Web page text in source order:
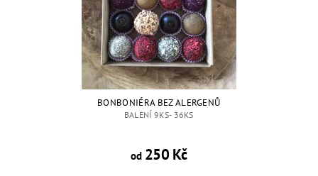
BONBONIÉRA BEZ ALERGENŮ
BALENÍ 9KS- 36KS
od250 Kč